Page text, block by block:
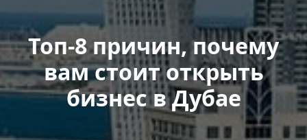
Топ-8 причин, почему
вам стоит открыть
бизнес в Дубае